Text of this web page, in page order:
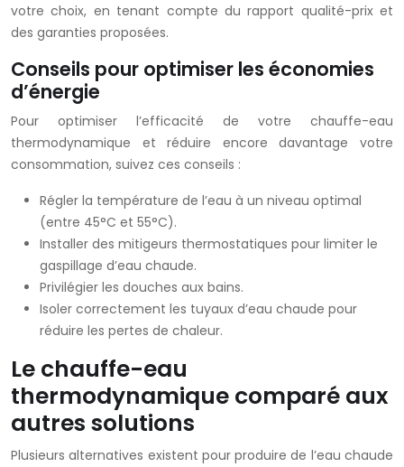
votre choix, en tenant compte du rapport qualité-prix et
des garanties proposées.
Conseils pour optimiser les économies
d’énergie
Pour optimiser l’efficacité de votre chauffe-eau
thermodynamique et réduire encore davantage votre
consommation, suivez ces conseils :
Régler la température de l’eau à un niveau optimal
(entre 45°C et 55°C).
Installer des mitigeurs thermostatiques pour limiter le
gaspillage d’eau chaude.
Privilégier les douches aux bains.
Isoler correctement les tuyaux d’eau chaude pour
réduire les pertes de chaleur.
Le chauffe-eau
thermodynamique comparé aux
autres solutions
Plusieurs alternatives existent pour produire de l’eau chaude